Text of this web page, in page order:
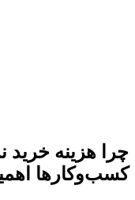
چرا هزینه خرید
کسب‌وکارها